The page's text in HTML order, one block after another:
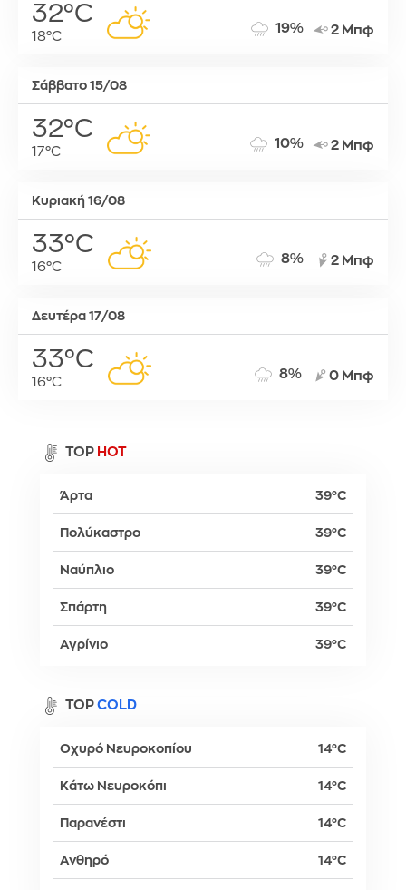
32°C
18°C
19% 2 Μπφ
Σάββατο 15/08
32°C
17°C
10% 2 Μπφ
Κυριακή 16/08
33°C
16°C
8% 2 Μπφ
Δευτέρα 17/08
33°C
16°C
8% 0 Μπφ
TOP HOT
Άρτα 39°C
Πολύκαστρο 39°C
Ναύπλιο 39°C
Σπάρτη 39°C
Αγρίνιο 39°C
TOP COLD
Οχυρό Νευροκοπίου 14°C
Κάτω Νευροκόπι 14°C
Παρανέστι 14°C
Ανθηρό 14°C